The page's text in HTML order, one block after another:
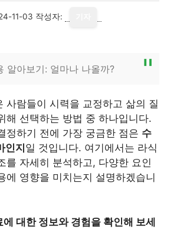
11-03 작성자:
알아보기: 얼마나 나올까?
사람들이 시력을 교정하고 삶의 질
해 선택하는 방법 중 하나입니다.
정하기 전에 가장 궁금한 점은 수
인지 일 것입니다. 여기에서는 라식
를 자세히 분석하고, 다양한 요인
에 영향을 미치는지 설명하겠습니
에 대한 정보와 경험을 확인해 보세